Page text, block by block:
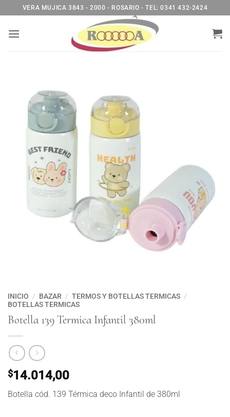
al
contenido
VERA MUJICA 3843 - 2000 - ROSARIO - TEL: 0341 432-2424
INICIO / BAZAR / TERMOS Y BOTELLAS TERMICAS /
BOTELLAS TERMICAS
Botella 139 Termica Infantil 380ml
$14.014,00
Botella cód. 139 Térmica deco Infantil de 380ml